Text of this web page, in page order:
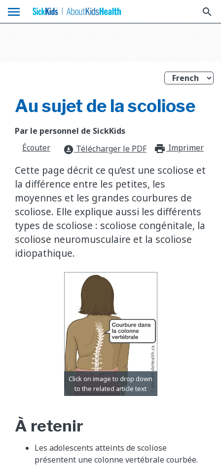
menu search
Au sujet de la scoliose
Par le personnel de SickKids
Écouter
download_for_offline Télécharger le PDF Imprimer
Cette page décrit ce qu’est une scoliose et
la différence entre les petites, les
moyennes et les grandes courbures de
scoliose. Elle explique aussi les différents
types de scoliose : scoliose congénitale, la
scoliose neuromusculaire et la scoliose
idiopathique.
À retenir
Les adolescents atteints de scoliose
présentent une colonne vertébrale courbée.